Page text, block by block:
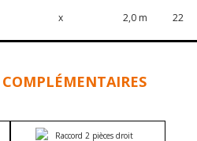
x 2,0 m 22
COMPLÉMENTAIRES